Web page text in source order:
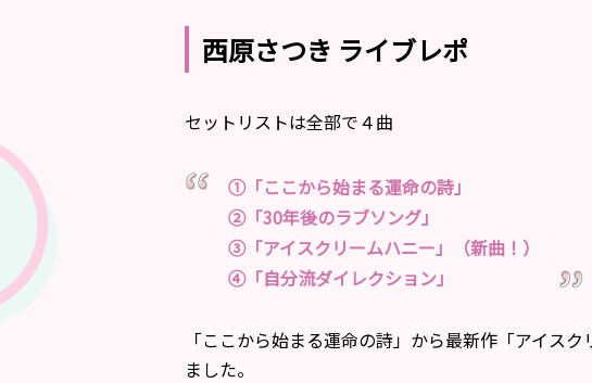
西原さつき ライブレポ
セットリストは全部で４曲
①「ここから始まる運命の詩」
②「30年後のラブソング」
③「アイスクリームハニー」（新曲！）
④「自分流ダイレクション」
「ここから始まる運命の詩」から最新作「アイス
ました。